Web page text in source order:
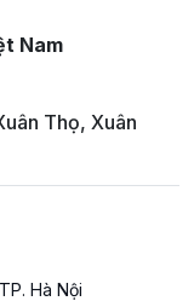
Nam
Thọ, Xuân
Hà Nội